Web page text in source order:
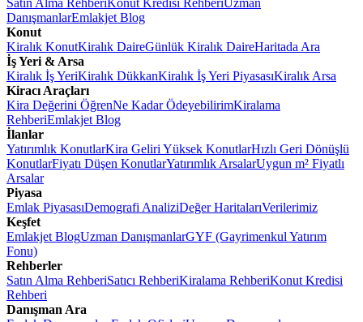
Satın Alma RehberiKonut Kredisi RehberiUzman
DanışmanlarEmlakjet Blog
Konut
Kiralık KonutKiralık DaireGünlük Kiralık DaireHaritada Ara
İş Yeri & Arsa
Kiralık İş YeriKiralık DükkanKiralık İş Yeri PiyasasıKiralık Arsa
Kiracı Araçları
Kira Değerini ÖğrenNe Kadar ÖdeyebilirimKiralama
RehberiEmlakjet Blog
İlanlar
Yatırımlık KonutlarKira Geliri Yüksek KonutlarHızlı Geri Dönüşlü
KonutlarFiyatı Düşen KonutlarYatırımlık ArsalarUygun m² Fiyatlı
Arsalar
Piyasa
Emlak PiyasasıDemografi AnaliziDeğer HaritalarıVerilerimiz
Keşfet
Emlakjet BlogUzman DanışmanlarGYF (Gayrimenkul Yatırım
Fonu)
Rehberler
Satın Alma RehberiSatıcı RehberiKiralama RehberiKonut Kredisi
Rehberi
Danışman Ara